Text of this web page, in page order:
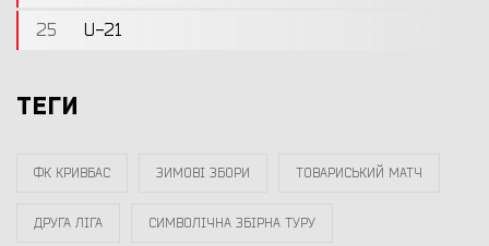
25
U-21
ТЕГИ
ФК КРИВБАС ЗИМОВІ ЗБОРИ ТОВАРИСЬКИЙ МАТЧ
ДРУГА ЛІГА СИМВОЛІЧНА ЗБІРНА ТУРУ